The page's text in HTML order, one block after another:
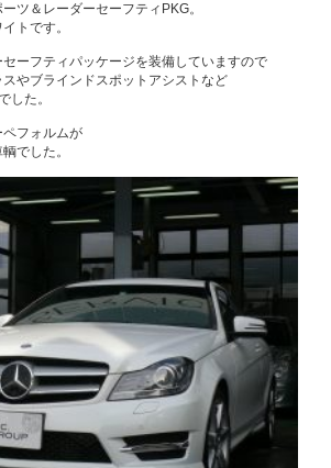
ツ＆レーダーセーフティPKG。
トです。
ーフティパッケージを装備していますので
やブラインドスポットアシストなど
した。
フォルムが
でした。